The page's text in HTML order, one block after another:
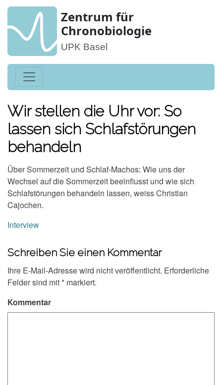
Zentrum für
Chronobiologie
UPK Basel
Wir stellen die Uhr vor: So
lassen sich Schlafstörungen
behandeln
Über Sommerzeit und Schlaf-Machos: Wie uns der
Wechsel auf die Sommerzeit beeinflusst und wie sich
Schlafstörungen behandeln lassen, weiss Christian
Cajochen.
Interview
Schreiben Sie einen Kommentar
Ihre E-Mail-Adresse wird nicht veröffentlicht. Erforderliche
Felder sind mit * markiert.
Kommentar